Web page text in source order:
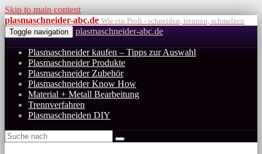
Skip to main content
plasmaschneider-abc.de Wie ein Profi - schneiden, trennen, schmelzen
Toggle navigation
plasmaschneider-abc.de
Plasmaschneider kaufen – Tipps zur Auswahl
Plasmaschneider Produkte
Plasmaschneider Zubehör
Plasmaschneider Know How
Material + Metall Bearbeitung
Trennverfahren
Plasmaschneiden DIY